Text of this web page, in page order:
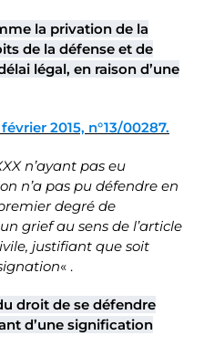
la privation de la
de la défense et de
légal, en raison d’une
2015, n°13/00287.
n’ayant pas eu
n’a pas pu défendre en
degré de
grief au sens de l’article
justifiant que soit
« .
droit de se défendre
d’une signification